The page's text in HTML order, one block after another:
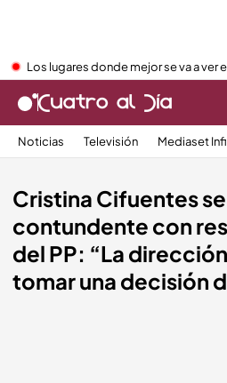
Los lugares donde mejor se va a ver
Noticias Televisión Mediaset
Cristina Cifuentes
contundente con
del PP: “La
tomar una decisión